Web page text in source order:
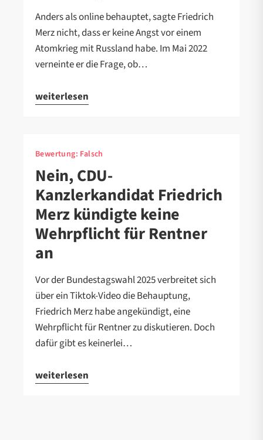
Anders als online behauptet, sagte Friedrich
Merz nicht, dass er keine Angst vor einem
Atomkrieg mit Russland habe. Im Mai 2022
verneinte er die Frage, ob…
weiterlesen
Bewertung: Falsch
Nein, CDU-
Kanzlerkandidat Friedrich
Merz kündigte keine
Wehrpflicht für Rentner
an
Vor der Bundestagswahl 2025 verbreitet sich
über ein Tiktok-Video die Behauptung,
Friedrich Merz habe angekündigt, eine
Wehrpflicht für Rentner zu diskutieren. Doch
dafür gibt es keinerlei…
weiterlesen